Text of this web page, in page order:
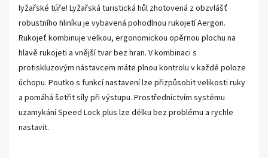
lyžařské túře! Lyžařská turistická hůl zhotovená z obzvlášť
robustního hliníku je vybavená pohodlnou rukojetí Aergon.
Rukojeť kombinuje velkou, ergonomickou opěrnou plochu na
hlavě rukojeti a vnější tvar bez hran. V kombinaci s
protiskluzovým nástavcem máte plnou kontrolu v každé poloze
úchopu. Poutko s funkcí nastavení lze přizpůsobit velikosti ruky
a pomáhá šetřit síly při výstupu. Prostřednictvím systému
uzamykání Speed Lock plus lze délku bez problému a rychle
nastavit.